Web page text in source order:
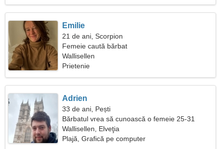
Emilie
21 de ani, Scorpion
Femeie caută bărbat
Wallisellen
Prietenie
Adrien
33 de ani, Pești
Bărbatul vrea să cunoască o femeie 25-31
Wallisellen, Elveţia
Plajă, Grafică pe computer